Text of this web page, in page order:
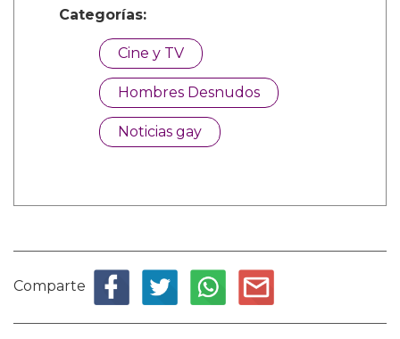
Categorías:
Cine y TV
Hombres Desnudos
Noticias gay
Comparte